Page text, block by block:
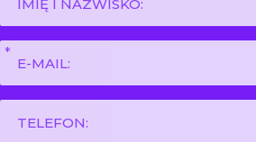
*E-
mail